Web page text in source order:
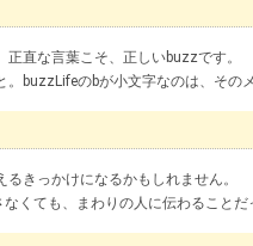
直な言葉こそ、正しいbuzzです。
buzzLifeのbが小文字なのは、その
きっかけになるかもしれません。
くても、まわりの人に伝わることだ